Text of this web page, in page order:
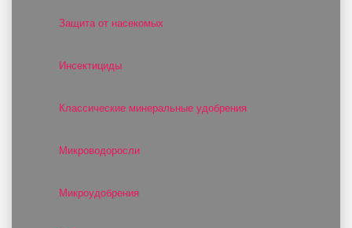
Защита от насекомых
Инсектициды
Классические минеральные удобрения
Микроводоросли
Микроудобрения